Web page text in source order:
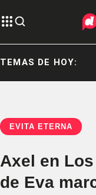
TEMAS DE HOY:
JORGE MESSI
EVITA ETERNA
Axel en
de Eva